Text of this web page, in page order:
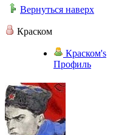
Вернуться наверх
Краском
Краском's
Профиль